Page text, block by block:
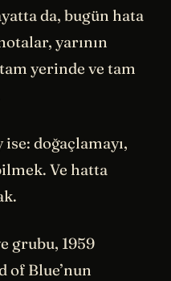
da, bugün hata
yarının
yerinde ve tam
doğaçlamayı,
Ve hatta
grubu, 1959
of Blue’nun